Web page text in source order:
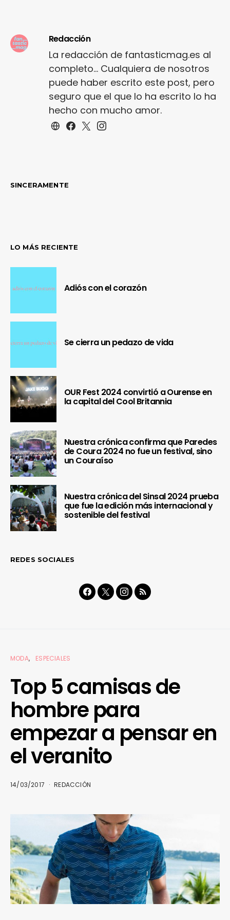
Redacción
La redacción de fantasticmag.es al
completo... Cualquiera de nosotros
puede haber escrito este post, pero
seguro que el que lo ha escrito lo ha
hecho con mucho amor.
SINCERAMENTE
LO MÁS RECIENTE
Adiós con el corazón
Se cierra un pedazo de vida
OUR Fest 2024 convirtió a Ourense en
la capital del Cool Britannia
Nuestra crónica confirma que Paredes
de Coura 2024 no fue un festival, sino
un Couraíso
Nuestra crónica del Sinsal 2024 prueba
que fue la edición más internacional y
sostenible del festival
REDES SOCIALES
MODA ESPECIALES
Top 5 camisas de
hombre para
empezar a pensar en
el veranito
14/03/2017 REDACCIÓN